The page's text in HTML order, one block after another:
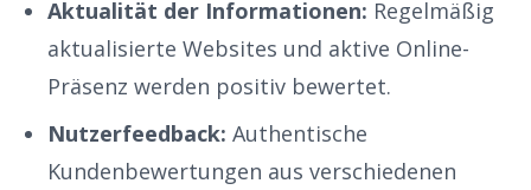
Aktualität der Informationen: Regelmäßig
aktualisierte Websites und aktive Online-
Präsenz werden positiv bewertet.
Nutzerfeedback: Authentische
Kundenbewertungen aus verschiedenen